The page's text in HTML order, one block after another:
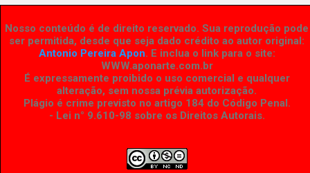
Nosso conteúdo é de direito reservado. Sua reprodução pode
ser permitida, desde que seja dado crédito ao autor original:
Antonio Pereira Apon. E inclua o link para o site:
WWW.aponarte.com.br
É expressamente proibido o uso comercial e qualquer
alteração, sem nossa prévia autorização.
Plágio é crime previsto no artigo 184 do Código Penal.
- Lei n° 9.610-98 sobre os Direitos Autorais.